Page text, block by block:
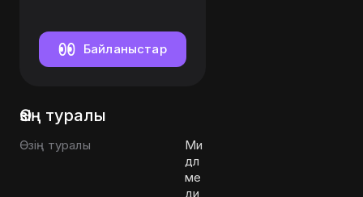
Байланыстар
Өзің туралы
Өзің туралы
Ми
дл
ме
ди